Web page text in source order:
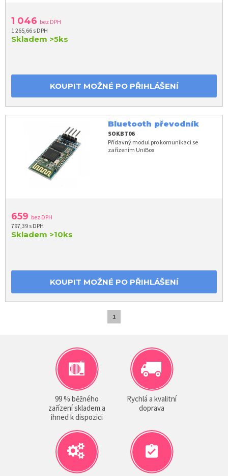
1 046 bez DPH
1 265,66 s DPH
Skladem >5ks
KOUPIT MOŽNÉ PO PŘIHLÁŠENÍ
Bluetooth převodník
SOKBT06
Přídavný modul pro komunikaci se
zařízením UniBox
659 bez DPH
797,39 s DPH
Skladem >10ks
KOUPIT MOŽNÉ PO PŘIHLÁŠENÍ
1
99 % běžného
zařízení skladem a
ihned k dispozici
Rychlá a kvalitní
doprava